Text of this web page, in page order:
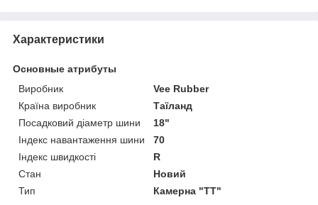
Характеристики
Основные атрибуты
Виробник
Vee Rubber
Країна виробник
Таїланд
Посадковий діаметр шини
18"
Індекс навантаження шини
70
Індекс швидкості
R
Стан
Новий
Тип
Камерна "TT"